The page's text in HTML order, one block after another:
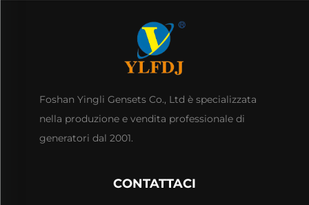
Foshan Yingli Gensets Co., Ltd è specializzata
nella produzione e vendita professionale di
generatori dal 2001.
CONTATTACI